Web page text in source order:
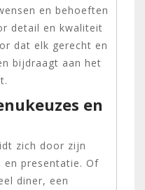
en behoeften
detail en kwaliteit
dat elk gerecht en
bijdraagt aan het
en
zich door zijn
en presentatie. Of
diner, een